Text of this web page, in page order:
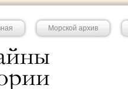
Морской архив